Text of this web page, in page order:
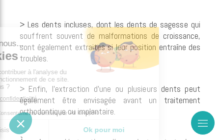
> Les dents incluses, dont les dents de sagesse qui
souffrent souvent de malformations de croissance,
sont également extraites si leur position entraîne des
troubles.
> Enfin, l’extraction d’une ou plusieurs dents peut
également être envisagée avant un traitement
orthodontique ou implantaire.